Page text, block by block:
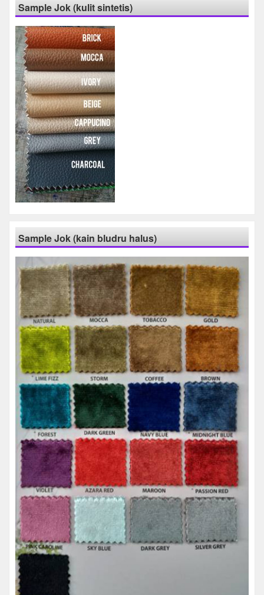
Sample Jok (kulit sintetis)
Sample Jok (kain bludru halus)